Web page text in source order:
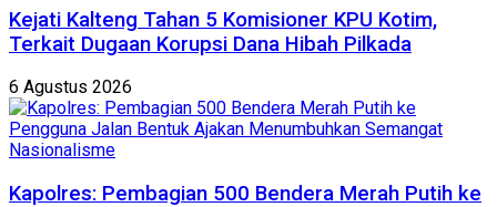
Kejati Kalteng Tahan 5 Komisioner KPU Kotim,
Terkait Dugaan Korupsi Dana Hibah Pilkada
6 Agustus 2026
Kapolres: Pembagian 500 Bendera Merah Putih ke